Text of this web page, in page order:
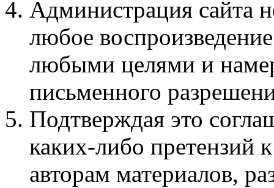
Администрация сайта
любое
любыми целями и
письменного
Подтверждая это
каких-либо претензий
авторам материалов,